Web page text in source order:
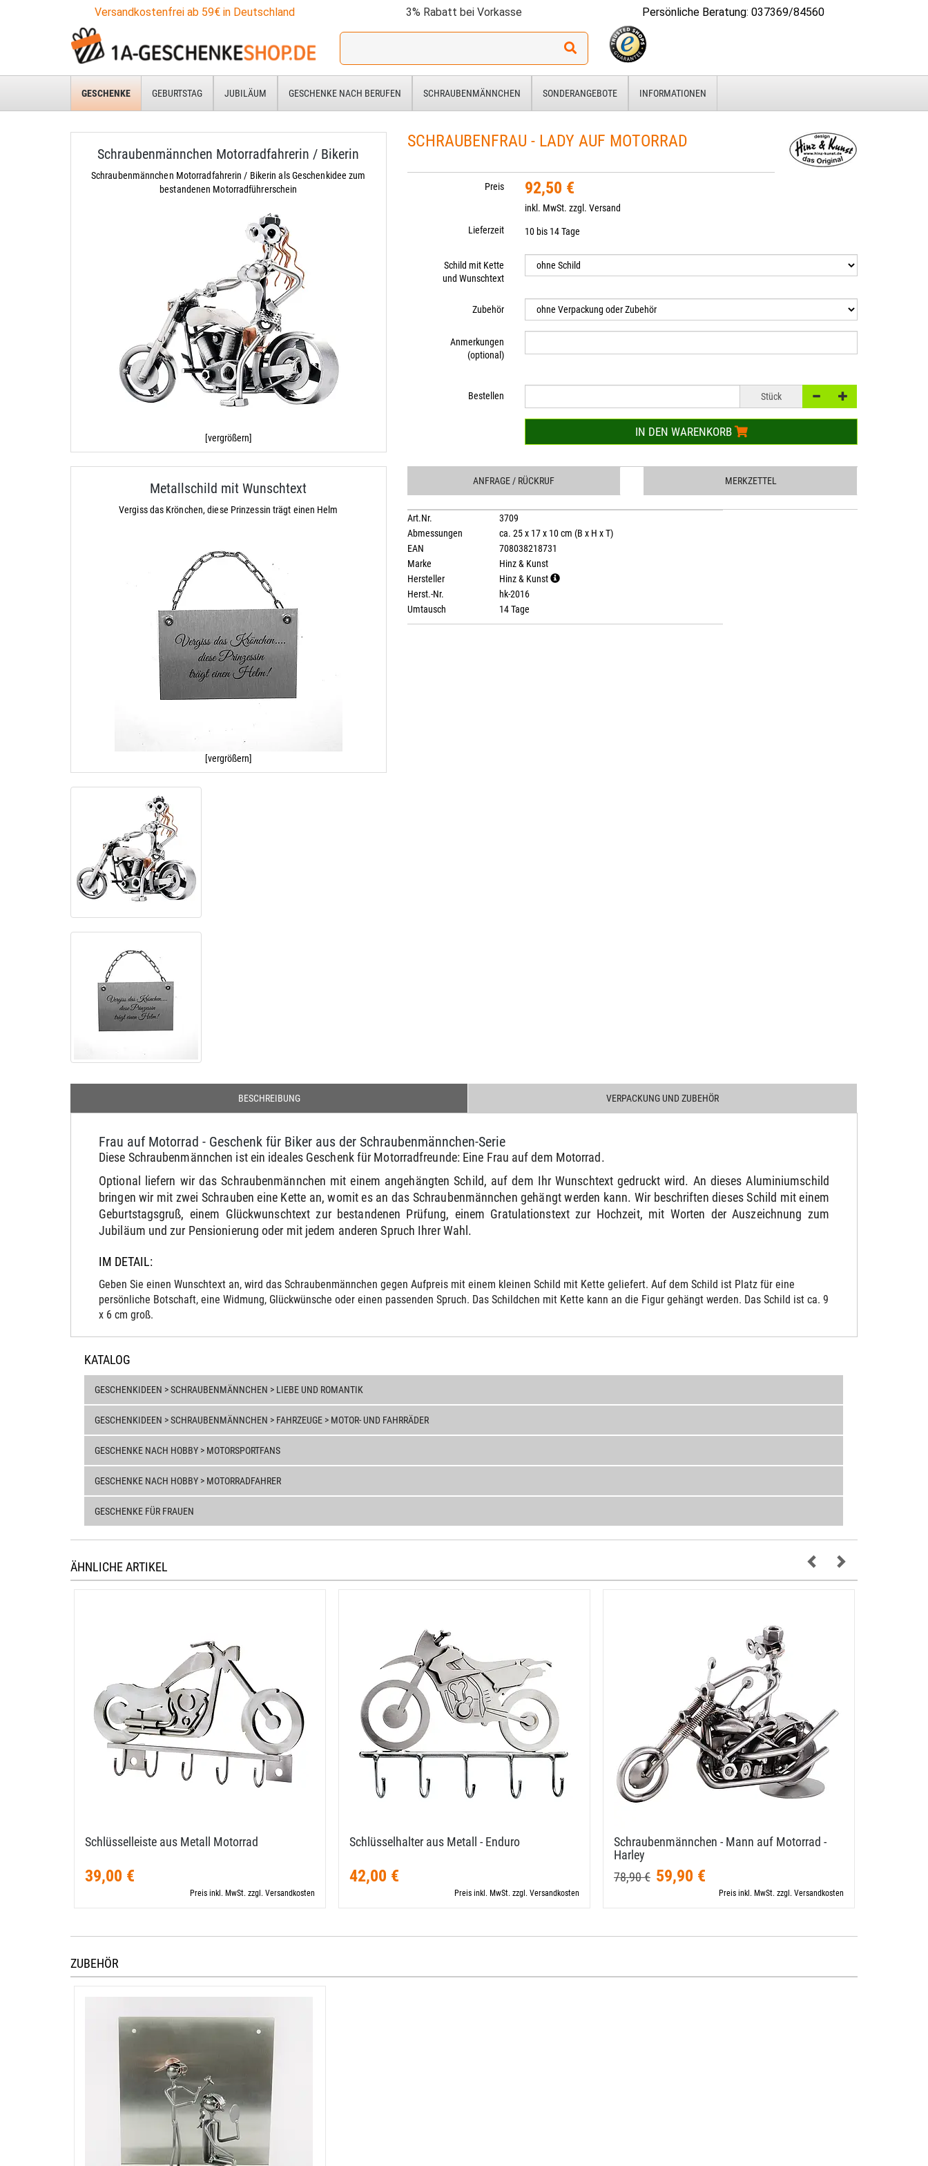
Versandkostenfrei ab 59€ in Deutschland 3% Rabatt bei Vorkasse Persönliche Beratung: 037369/84560
Ich
für:
GESCHENKE GEBURTSTAG JUBILÄUM GESCHENKE NACH BERUFEN SCHRAUBENMÄNNCHEN SONDERANGEBOTE INFORMATIONEN
Schraubenmännchen Motorradfahrerin / Bikerin
Schraubenmännchen Motorradfahrerin / Bikerin als Geschenkidee zum
bestandenen Motorradführerschein
[vergrößern]
Metallschild mit Wunschtext
Vergiss das Krönchen, diese Prinzessin trägt einen Helm
[vergrößern]
SCHRAUBENFRAU - LADY AUF MOTORRAD
Preis 92,50 €
inkl. MwSt. zzgl.Versand
Lieferzeit
10 bis 14 Tage
Schild mit Kette
und Wunschtext
Zubehör
Anmerkungen
(optional)
Bestellen Stück
IN DEN WARENKORB
ANFRAGE / RÜCKRUF MERKZETTEL
Art.Nr.
3709
Abmessungen
ca. 25 x 17 x 10 cm (B x H x T)
EAN
708038218731
Marke
Hinz & Kunst
Hersteller
Hinz & Kunst
Herst.-Nr.
hk-2016
Umtausch
14 Tage
BESCHREIBUNG VERPACKUNG UND ZUBEHÖR
Frau auf Motorrad - Geschenk für Biker aus der Schraubenmännchen-Serie
Diese Schraubenmännchen ist ein ideales Geschenk für Motorradfreunde: Eine Frau auf dem Motorrad.
Optional liefern wir das Schraubenmännchen mit einem angehängten Schild, auf dem Ihr Wunschtext gedruckt wird. An dieses Aluminiumschild
bringen wir mit zwei Schrauben eine Kette an, womit es an das Schraubenmännchen gehängt werden kann. Wir beschriften dieses Schild mit einem
Geburtstagsgruß, einem Glückwunschtext zur bestandenen Prüfung, einem Gratulationstext zur Hochzeit, mit Worten der Auszeichnung zum
Jubiläum und zur Pensionierung oder mit jedem anderen Spruch Ihrer Wahl.
IM DETAIL:
Geben Sie einen Wunschtext an, wird das Schraubenmännchen gegen Aufpreis mit einem kleinen Schild mit Kette geliefert. Auf dem Schild ist Platz für eine
persönliche Botschaft, eine Widmung, Glückwünsche oder einen passenden Spruch. Das Schildchen mit Kette kann an die Figur gehängt werden. Das Schild ist ca. 9
x 6 cm groß.
KATALOG
GESCHENKIDEEN > SCHRAUBENMÄNNCHEN > LIEBE UND ROMANTIK
GESCHENKIDEEN > SCHRAUBENMÄNNCHEN > FAHRZEUGE > MOTOR- UND FAHRRÄDER
GESCHENKE NACH HOBBY > MOTORSPORTFANS
GESCHENKE NACH HOBBY > MOTORRADFAHRER
GESCHENKE FÜR FRAUEN
ÄHNLICHE ARTIKEL
Schlüsselleiste aus Metall Motorrad
39,00 €
Preis inkl. MwSt. zzgl. Versandkosten
Schlüsselhalter aus Metall - Enduro
42,00 €
Preis inkl. MwSt. zzgl. Versandkosten
Schraubenmännchen - Mann auf Motorrad -
Harley
78,90 € 59,90 €
Preis inkl. MwSt. zzgl. Versandkosten
ZUBEHÖR